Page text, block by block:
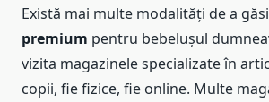
Există mai multe modalități de a găsi
premium pentru bebelușul
vizita magazinele specializate în
copii, fie fizice, fie online. Multe